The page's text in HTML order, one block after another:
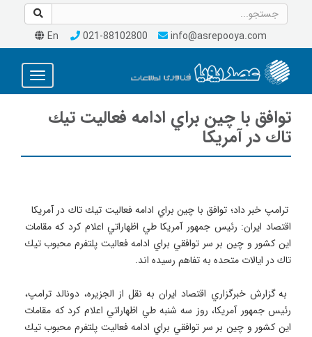
En 021-88102800 info@asrepooya.com
Toggle
توافق با چين براي ادامه فعاليت تيك
تاك در آمريكا
ترامپ خبر داد؛ توافق با چين براي ادامه فعاليت تيك تاك در آمريكا
اقتصاد ايران: رئيس جمهور آمريكا طي اظهاراتي اعلام كرد كه مقامات
اين كشور و چين بر سر توافقي براي ادامه فعاليت پلتفرم محبوب تيك
به گزارش خبرگزاري اقتصاد ايران به نقل از الجزيره، دونالد ترامپ،
رئيس جمهور آمريكا، روز سه شنبه طي اظهاراتي اعلام كرد كه مقامات
اين كشور و چين بر سر توافقي براي ادامه فعاليت پلتفرم محبوب تيك